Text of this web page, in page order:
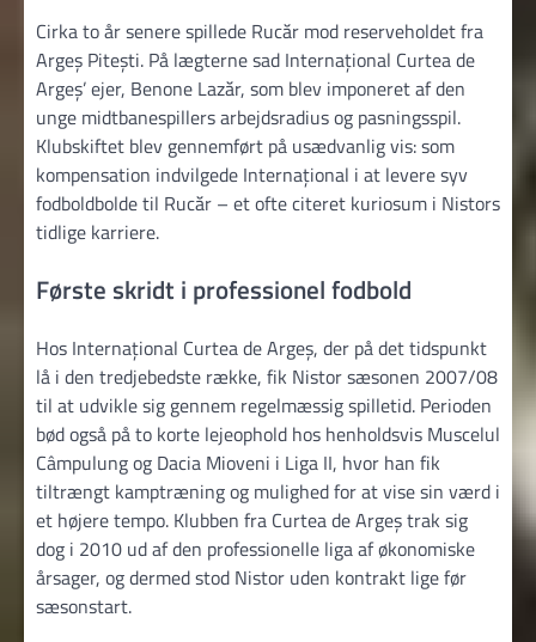
Cirka to år senere spillede Rucăr mod reserveholdet fra
Argeș Pitești. På lægterne sad Internațional Curtea de
Argeș’ ejer, Benone Lazăr, som blev imponeret af den
unge midtbanespillers arbejdsradius og pasningsspil.
Klubskiftet blev gennemført på usædvanlig vis: som
kompensation indvilgede Internațional i at levere syv
fodboldbolde til Rucăr – et ofte citeret kuriosum i Nistors
tidlige karriere.
Første skridt i professionel fodbold
Hos Internațional Curtea de Argeș, der på det tidspunkt
lå i den tredjebedste række, fik Nistor sæsonen 2007/08
til at udvikle sig gennem regelmæssig spilletid. Perioden
bød også på to korte lejeophold hos henholdsvis Muscelul
Câmpulung og Dacia Mioveni i Liga II, hvor han fik
tiltrængt kamptræning og mulighed for at vise sin værd i
et højere tempo. Klubben fra Curtea de Argeș trak sig
dog i 2010 ud af den professionelle liga af økonomiske
årsager, og dermed stod Nistor uden kontrakt lige før
sæsonstart.